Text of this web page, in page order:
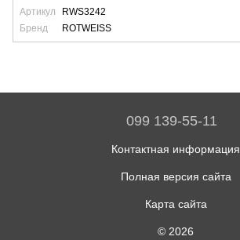
Артикул
RWS3242
Бренд
ROTWEISS
099 139-55-11
Контактная информация
Полная версия сайта
Карта сайта
© 2026